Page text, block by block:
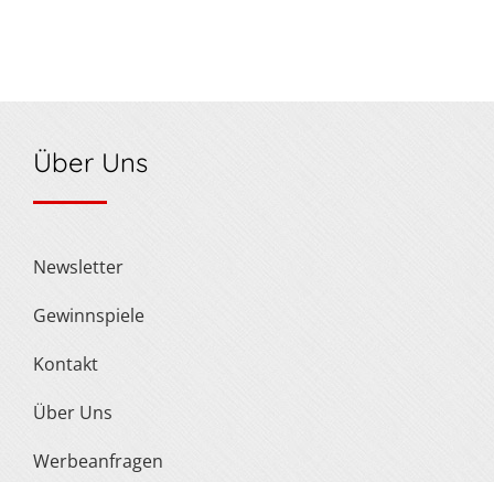
Über Uns
Newsletter
Gewinnspiele
Kontakt
Über Uns
Werbeanfragen